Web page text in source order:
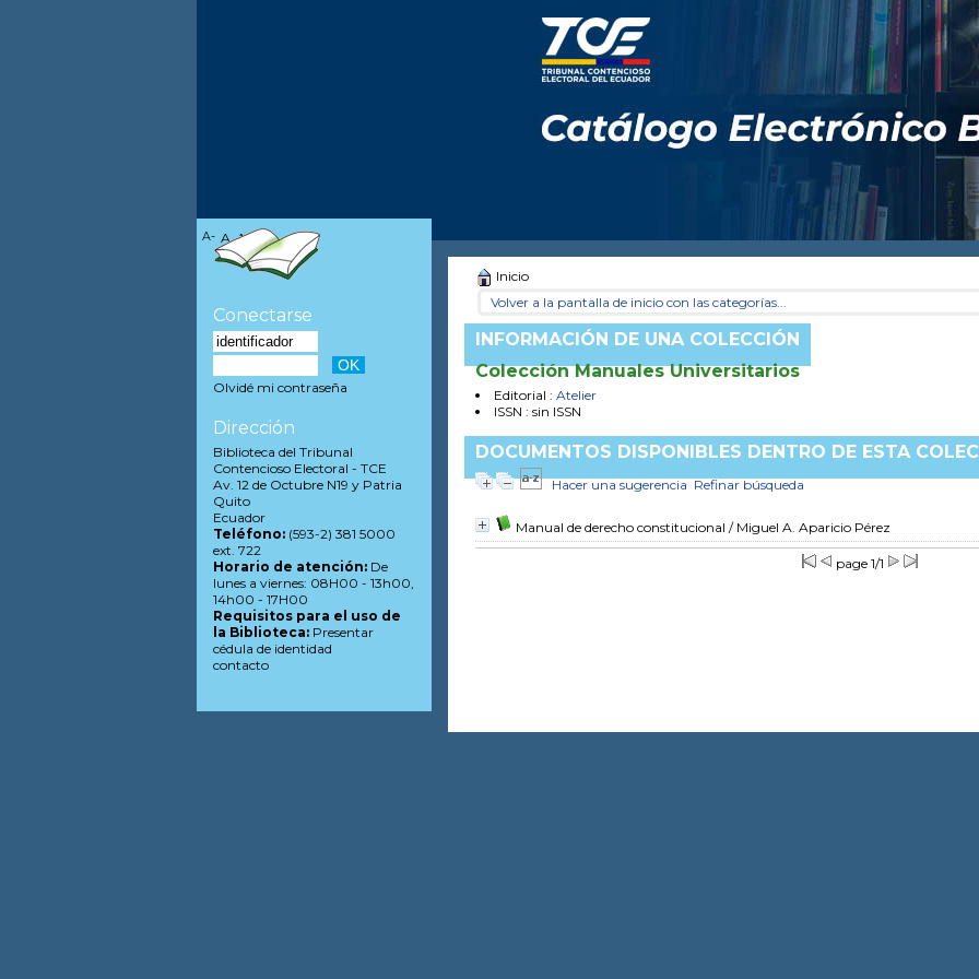
Inicio
Volver a la pantalla de inicio con las categorías...
INFORMACIÓN DE UNA COLECCIÓN
Colección Manuales Universitarios
Editorial : Atelier
ISSN : sin ISSN
DOCUMENTOS DISPONIBLES DENTRO DE ESTA
Hacer una sugerencia Refinar búsqueda
Manual de derecho constitucional / Miguel A. Aparicio Pérez
page 1/1
A- A A+
Conectarse
Olvidé mi contraseña
Dirección
Biblioteca del Tribunal
Contencioso Electoral - TCE
Av. 12 de Octubre N19 y Patria
Quito
Ecuador
Teléfono:(593-2) 381 5000
ext. 722
Horario de atención:De
lunes a viernes: 08H00 - 13h00,
14h00 - 17H00
Requisitos para el uso de
la Biblioteca:Presentar
cédula de identidad
contacto